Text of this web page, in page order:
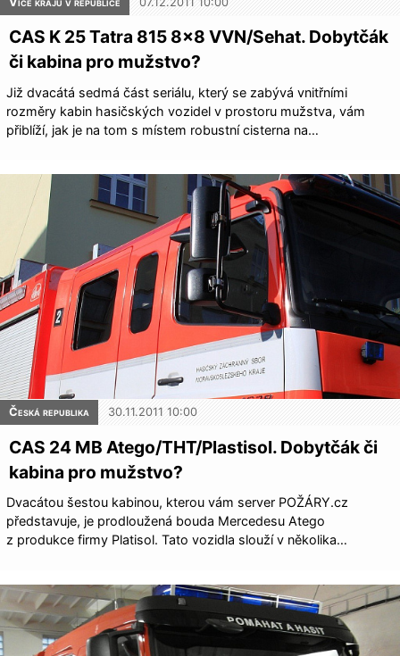
CAS K 25 Tatra 815 8×8 VVN/Sehat. Dobytčák
či kabina pro mužstvo?
Již dvacátá sedmá část seriálu, který se zabývá vnitřními
rozměry kabin hasičských vozidel v prostoru mužstva, vám
přiblíží, jak je na tom s místem robustní cisterna na…
Česká republika 30.11.2011 10:00
CAS 24 MB Atego/THT/Plas­tisol. Dobytčák či
kabina pro mužstvo?
Dvacátou šestou kabinou, kterou vám server POŽÁRY.cz
představuje, je prodloužená bouda Mercedesu Atego
z produkce firmy Platisol. Tato vozidla slouží v několika…